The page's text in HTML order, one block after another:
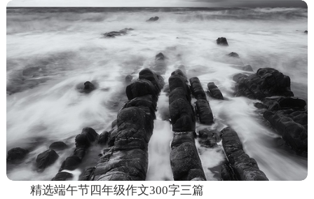
精选端午节四年级作文300字三篇